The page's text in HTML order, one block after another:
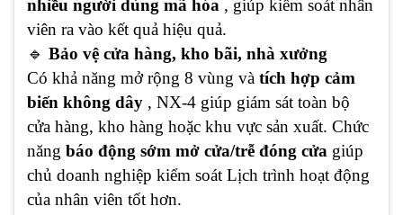
nhiều người dùng mã hóa , giúp kiểm soát nhân
viên ra vào kết quả hiệu quả.
🔹 Bảo vệ cửa hàng, kho bãi, nhà xưởng
Có khả năng mở rộng 8 vùng và tích hợp cảm
biến không dây , NX-4 giúp giám sát toàn bộ
cửa hàng, kho hàng hoặc khu vực sản xuất. Chức
năng báo động sớm mở cửa/trễ đóng cửa giúp
chủ doanh nghiệp kiểm soát Lịch trình hoạt động
của nhân viên tốt hơn.